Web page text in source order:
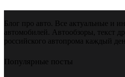
Блог про авто. Все актуальные и
автомобилей. Автообзоры, текст
российского автопрома каждый
Популярные посты